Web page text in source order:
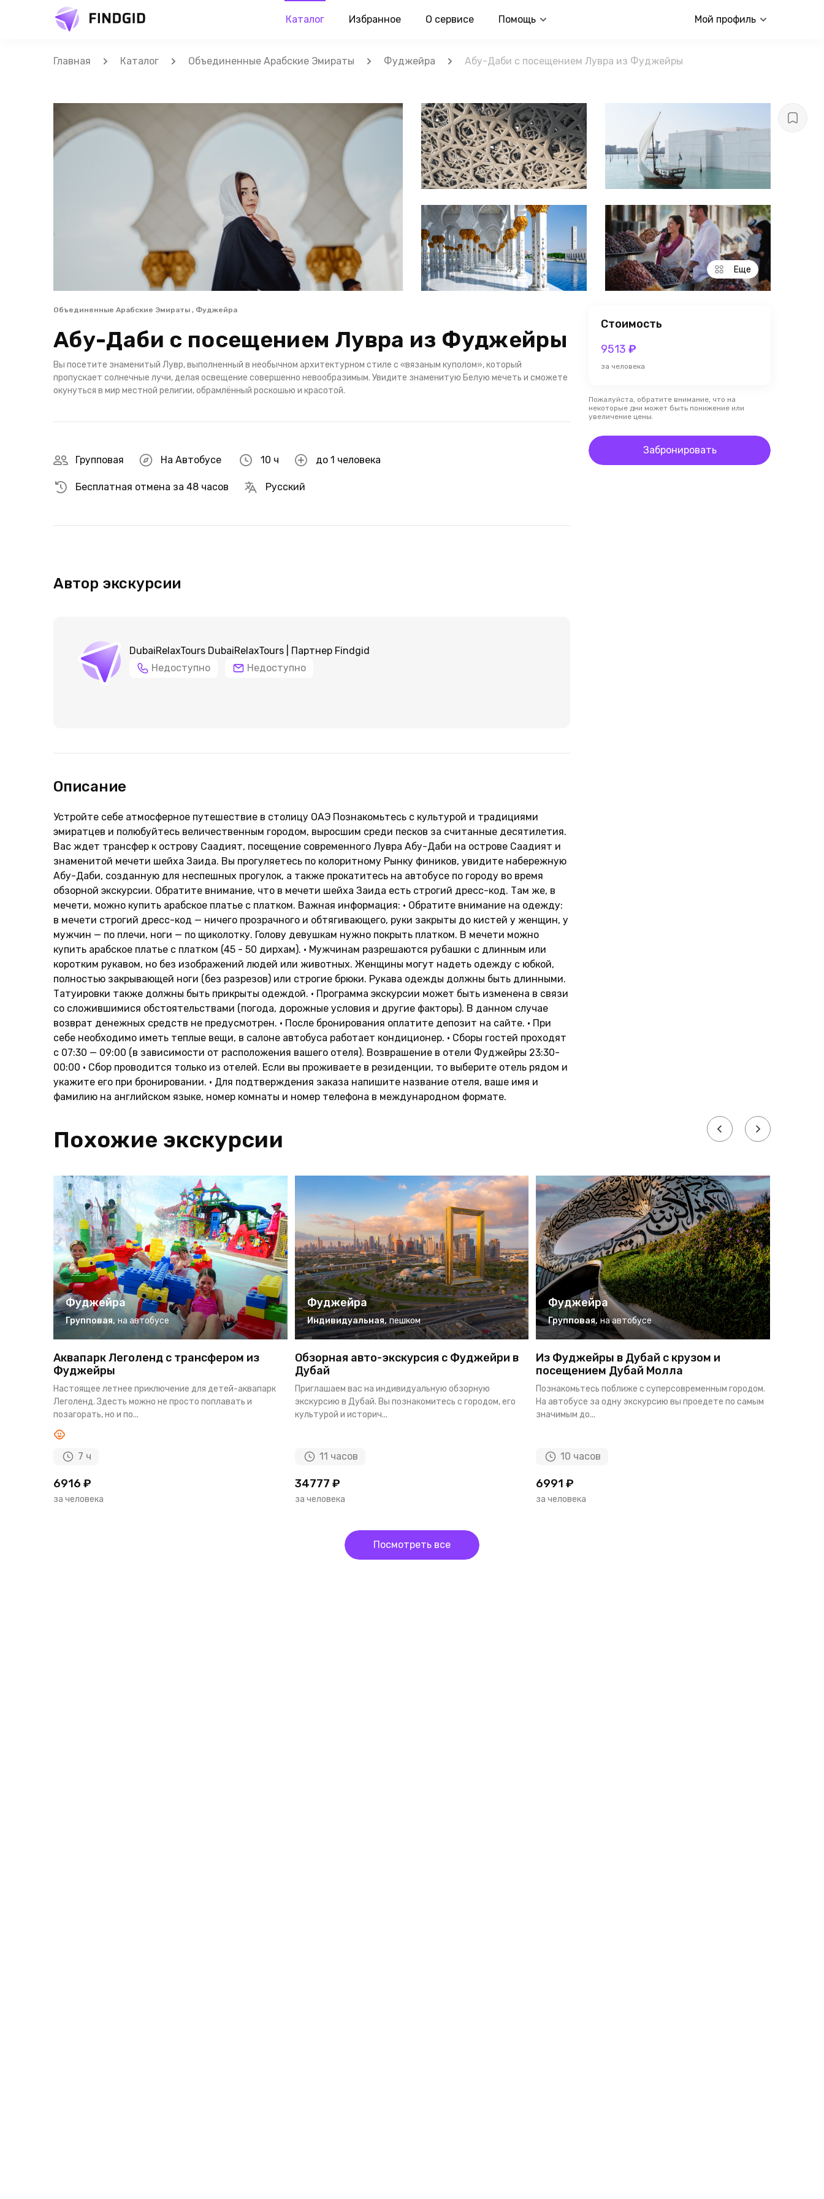
Каталог Избранное О сервисе Помощь Мой профиль
Главная Каталог Объединенные Арабские Эмираты Фуджейра Абу-Даби с посещением Лувра из Фуджейры
Еще
Объединенные Арабские Эмираты , Фуджейра
Абу-Даби с посещением Лувра из Фуджейры
Вы посетите знаменитый Лувр, выполненный в необычном архитектурном стиле с «вязаным куполом», который
пропускает солнечные лучи, делая освещение совершенно невообразимым. Увидите знаменитую Белую мечеть и сможете
окунуться в мир местной религии, обрамлённый роскошью и красотой.
Групповая На Автобусе 10 ч до 1 человека
Бесплатная отмена за 48 часов Русский
Автор экскурсии
DubaiRelaxTours DubaiRelaxTours | Партнер Findgid
Недоступно
Недоступно
Описание
Устройте себе атмосферное путешествие в столицу ОАЭ Познакомьтесь с культурой и традициями
эмиратцев и полюбуйтесь величественным городом, выросшим среди песков за считанные десятилетия.
Вас ждет трансфер к острову Саадият, посещение современного Лувра Абу-Даби на острове Саадият и
знаменитой мечети шейха Заида. Вы прогуляетесь по колоритному Рынку фиников, увидите набережную
Абу-Даби, созданную для неспешных прогулок, а также прокатитесь на автобусе по городу во время
обзорной экскурсии. Обратите внимание, что в мечети шейха Заида есть строгий дресс-код. Там же, в
мечети, можно купить арабское платье с платком. Важная информация: • Обратите внимание на одежду:
в мечети строгий дресс-код — ничего прозрачного и обтягивающего, руки закрыты до кистей у женщин, у
мужчин — по плечи, ноги — по щиколотку. Голову девушкам нужно покрыть платком. В мечети можно
купить арабское платье с платком (45 - 50 дирхам). • Мужчинам разрешаются рубашки с длинным или
коротким рукавом, но без изображений людей или животных. Женщины могут надеть одежду с юбкой,
полностью закрывающей ноги (без разрезов) или строгие брюки. Рукава одежды должны быть длинными.
Татуировки также должны быть прикрыты одеждой. • Программа экскурсии может быть изменена в связи
со сложившимися обстоятельствами (погода, дорожные условия и другие факторы). В данном случае
возврат денежных средств не предусмотрен. • После бронирования оплатите депозит на сайте. • При
себе необходимо иметь теплые вещи, в салоне автобуса работает кондиционер. • Сборы гостей проходят
с 07:30 — 09:00 (в зависимости от расположения вашего отеля). Возврашение в отели Фуджейры 23:30-
00:00 • Сбор проводится только из отелей. Если вы проживаете в резиденции, то выберите отель рядом и
укажите его при бронировании. • Для подтверждения заказа напишите название отеля, ваше имя и
фамилию на английском языке, номер комнаты и номер телефона в международном формате.
Стоимость
9513 ₽
за человека
Пожалуйста, обратите внимание, что на
некоторые дни может быть понижение или
увеличение цены.
Забронировать
Похожие экскурсии
Фуджейра
Групповая, на автобусе
Аквапарк Леголенд с трансфером из
Фуджейры
Настоящее летнее приключение для детей-аквапарк
Леголенд. Здесть можно не просто поплавать и
позагорать, но и по...
7 ч
6916 ₽
за человека
Фуджейра
Индивидуальная, пешком
Обзорная авто-экскурсия с Фуджейри в
Дубай
Приглашаем вас на индивидуальную обзорную
экскурсию в Дубай. Вы познакомитесь с городом, его
культурой и историч...
11 часов
34777 ₽
за человека
Фуджейра
Групповая, на автобусе
Из Фуджейры в Дубай с крузом и
посещением Дубай Молла
Познакомьтесь поближе с суперсовременным городом.
На автобусе за одну экскурсию вы проедете по самым
значимым до...
10 часов
6991 ₽
за человека
Посмотреть все